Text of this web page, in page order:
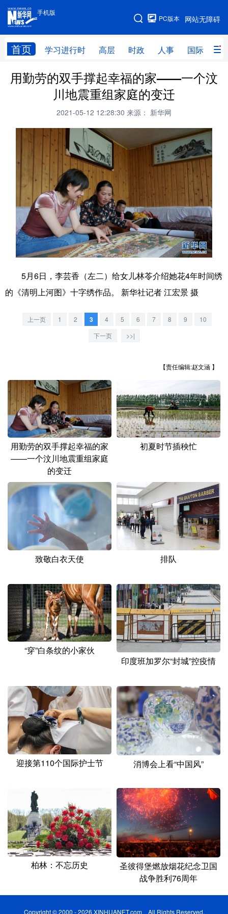
手机版
网站无障碍
PC版本
首页 学习进行时 高层 时政 人事 国际 财
手机版
网站地图
学习进行时 高层 时政 人事
财经 网评
全球连线
科技 科创 体育
书画 军事
访谈 视频 政务
法律 中央文件 金融 汽车
食品 人居 信息化 数字经济
学术中国 乡村振兴 银龄 溯源中国
能源
彩票 娱乐 时尚 悦读
一带一路
北京 天津 河北 山西
辽宁 吉林 上海 江苏
浙江 安徽 福建 江西
山东 河南
广东 广西 重庆
贵州 云南 西藏
陕西 甘肃 青海 宁夏
新疆 内蒙古 黑龙江
多语种频道
English Español Français عربى
Русский язык 日本語 한국어
Deutsch Português
用勤劳的双手撑起幸福的家——一个汶
川地震重组家庭的变迁
2021-05-12 12:28:30 来源： 新华网
5月6日，李芸香（左二）给女儿林苓介绍她花4年时间绣
的《清明上河图》十字绣作品。 新华社记者 江宏景 摄
上一页 1 2 3 4 5 6 7 8 9
10
下一页
>>|
【责任编辑:赵文涵 】
用勤劳的双手撑起幸福的家
——一个汶川地震重组家庭
的变迁
初夏时节插秧忙
致敬白衣天使 排队
“穿”白条纹的小家伙
印度班加罗尔“封城”控疫情
迎接第110个国际护士节 消博会上看“中国风”
柏林：不忘历史
圣彼得堡燃放烟花纪念卫国
战争胜利76周年
Copyright © 2000 - 2026 XINHUANET.com All Rights Reserved.